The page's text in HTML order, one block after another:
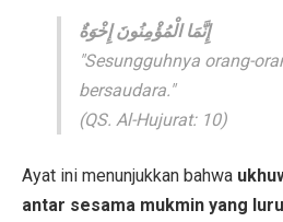
إِنَّمَا الْمُؤْمِنُونَ إِخْوَةٌ
"Sesungguhnya orang-
bersaudara."
(QS. Al-Hujurat: 10)
Ayat ini menunjukkan bahwa
antar sesama mukmin yang